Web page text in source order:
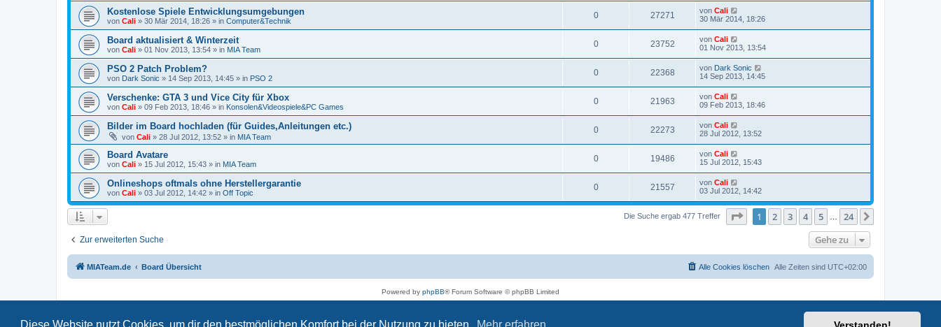
Kostenlose Spiele Entwicklungsumgebungen
von Cali » 30 Mär 2014, 18:26 » in Computer&Technik
0 27271 von Cali
30 Mär 2014, 18:26
Board aktualisiert & Winterzeit
von Cali » 01 Nov 2013, 13:54 » in MIA Team
0 23752 von Cali
01 Nov 2013, 13:54
PSO 2 Patch Problem?
von Dark Sonic » 14 Sep 2013, 14:45 » in PSO 2
0 22368 von Dark Sonic
14 Sep 2013, 14:45
Verschenke: GTA 3 und Vice City für Xbox
von Cali » 09 Feb 2013, 18:46 » in Konsolen&Videospiele&PC Games
0 21963 von Cali
09 Feb 2013, 18:46
Bilder im Board hochladen (für Guides,Anleitungen etc.)
von Cali » 28 Jul 2012, 13:52 » in MIA Team
0 22273 von Cali
28 Jul 2012, 13:52
Board Avatare
von Cali » 15 Jul 2012, 15:43 » in MIA Team
0 19486 von Cali
15 Jul 2012, 15:43
Onlineshops oftmals ohne Herstellergarantie
von Cali » 03 Jul 2012, 14:42 » in Off Topic
0 21557 von Cali
03 Jul 2012, 14:42
Die Suche ergab 477 Treffer Seite von24
1 2 3 4 5 24
Zur erweiterten Suche Gehe zu
MIATeam.de Board Übersicht Alle Zeiten sind UTC+02:00
Alle Cookies löschen
Powered by phpBB® Forum Software © phpBB Limited